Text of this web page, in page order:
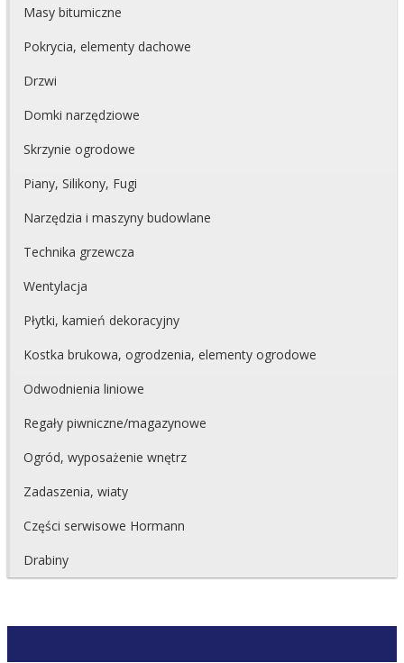
Masy bitumiczne
Pokrycia, elementy dachowe
Drzwi
Domki narzędziowe
Skrzynie ogrodowe
Piany, Silikony, Fugi
Narzędzia i maszyny budowlane
Technika grzewcza
Wentylacja
Płytki, kamień dekoracyjny
Kostka brukowa, ogrodzenia, elementy ogrodowe
Odwodnienia liniowe
Regały piwniczne/magazynowe
Ogród, wyposażenie wnętrz
Zadaszenia, wiaty
Części serwisowe Hormann
Drabiny